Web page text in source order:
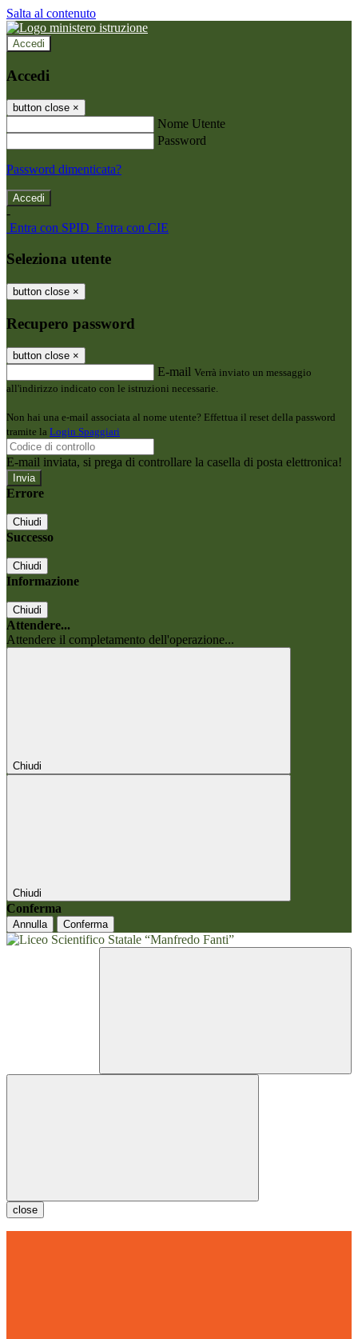
Salta al contenuto
Accedi
Accedi
button close ×
Nome Utente
Password
Password dimenticata?
-
Entra con SPID Entra con CIE
Seleziona utente
button close ×
Recupero password
button close ×
E-mail Verrà inviato un messaggio
all'indirizzo indicato con le istruzioni necessarie.
Non hai una e-mail associata al nome utente? Effettua il reset della password
tramite la Login Spaggiari
E-mail inviata, si prega di controllare la casella di posta elettronica!
Errore
Chiudi
Successo
Chiudi
Informazione
Chiudi
Attendere...
Attendere il completamento dell'operazione...
Chiudi
Chiudi
Conferma
Annulla Conferma
close